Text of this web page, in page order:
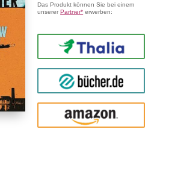
Das Produkt können Sie bei einem
unsererPartner* erwerben:
Thalia
buecher.de
Amazon